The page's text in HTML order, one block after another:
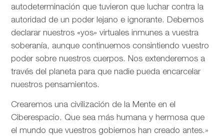
autodeterminación que tuvieron que luchar contra la
autoridad de un poder lejano e ignorante. Debemos
declarar nuestros «yos» virtuales inmunes a vuestra
soberanía, aunque continuemos consintiendo vuestro
poder sobre nuestros cuerpos. Nos extenderemos a
través del planeta para que nadie pueda encarcelar
nuestros pensamientos.
Crearemos una civilización de la Mente en el
Ciberespacio. Que sea más humana y hermosa que
el mundo que vuestros gobiernos han creado antes.»